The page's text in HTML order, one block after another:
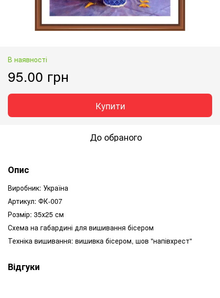
В наявності
95.00 грн
Купити
До обраного
Опис
Виробник: Україна
Артикул: ФК-007
Розмір: 35х25 см
Схема на габардині для вишивання бісером
Техніка вишивання: вишивка бісером, шов "напівхрест"
Відгуки